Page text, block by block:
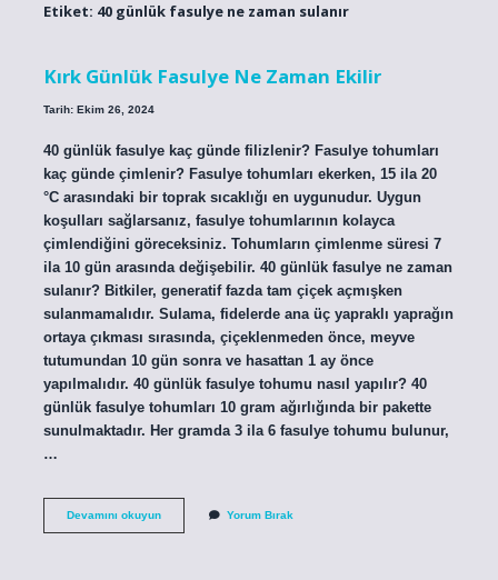
Etiket: 40 günlük fasulye ne zaman sulanır
Kırk Günlük Fasulye Ne Zaman Ekilir
Tarih: Ekim 26, 2024
40 günlük fasulye kaç günde filizlenir? Fasulye tohumları
kaç günde çimlenir? Fasulye tohumları ekerken, 15 ila 20
°C arasındaki bir toprak sıcaklığı en uygunudur. Uygun
koşulları sağlarsanız, fasulye tohumlarının kolayca
çimlendiğini göreceksiniz. Tohumların çimlenme süresi 7
ila 10 gün arasında değişebilir. 40 günlük fasulye ne zaman
sulanır? Bitkiler, generatif fazda tam çiçek açmışken
sulanmamalıdır. Sulama, fidelerde ana üç yapraklı yaprağın
ortaya çıkması sırasında, çiçeklenmeden önce, meyve
tutumundan 10 gün sonra ve hasattan 1 ay önce
yapılmalıdır. 40 günlük fasulye tohumu nasıl yapılır? 40
günlük fasulye tohumları 10 gram ağırlığında bir pakette
sunulmaktadır. Her gramda 3 ila 6 fasulye tohumu bulunur,
…
Devamını okuyunKırk
Yorum Bırak